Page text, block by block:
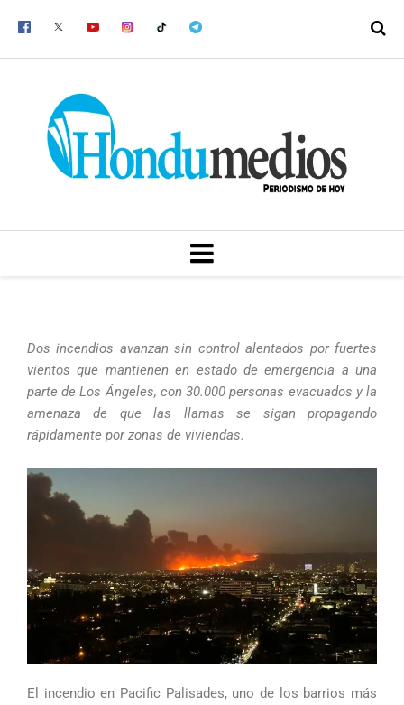
MENU
Dos incendios avanzan sin control alentados por fuertes
vientos que mantienen en estado de emergencia a una
parte de Los Ángeles, con 30.000 personas evacuados y la
amenaza de que las llamas se sigan propagando
rápidamente por zonas de viviendas.
El incendio en Pacific Palisades, uno de los barrios más